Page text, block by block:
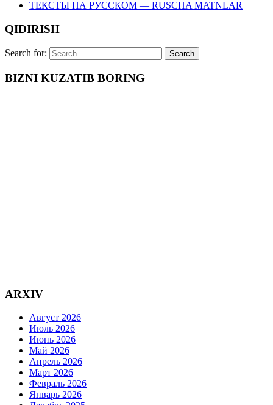
ТЕКСТЫ НА РУССКОМ — RUSCHA MATNLAR
QIDIRISH
Search for:
BIZNI KUZATIB BORING
ARXIV
Август 2026
Июль 2026
Июнь 2026
Май 2026
Апрель 2026
Март 2026
Февраль 2026
Январь 2026